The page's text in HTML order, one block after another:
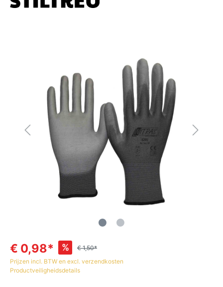
€ 0,98* %
€ 1,50*
Prijzen incl. BTW en excl. verzendkosten
Productveiligheidsdetails